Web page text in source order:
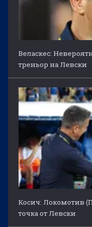
Веласкес:
треньор на Левски
Косич: Локомотив
точка от Левски